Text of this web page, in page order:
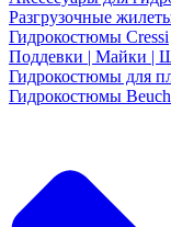
Разгрузочные
Гидрокостюмы Cressi
Поддевки | Майки |
Гидрокостюмы для
Гидрокостюмы